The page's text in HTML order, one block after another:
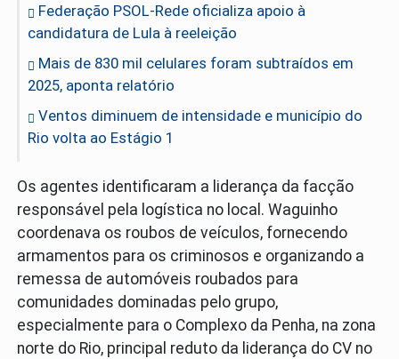
Federação PSOL-Rede oficializa apoio à
candidatura de Lula à reeleição
Mais de 830 mil celulares foram subtraídos em
2025, aponta relatório
Ventos diminuem de intensidade e município do
Rio volta ao Estágio 1
Os agentes identificaram a liderança da facção
responsável pela logística no local. Waguinho
coordenava os roubos de veículos, fornecendo
armamentos para os criminosos e organizando a
remessa de automóveis roubados para
comunidades dominadas pelo grupo,
especialmente para o Complexo da Penha, na zona
norte do Rio, principal reduto da liderança do CV no